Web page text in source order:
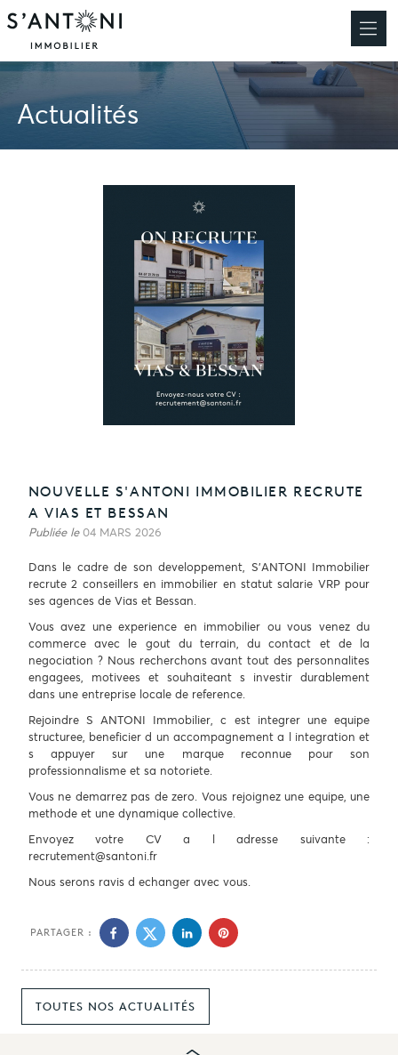
Actualités
NOUVELLE S'ANTONI IMMOBILIER RECRUTE
A VIAS ET BESSAN
Publiée le04 MARS 2026
Dans le cadre de son developpement, S'ANTONI Immobilier
recrute 2 conseillers en immobilier en statut salarie VRP pour
ses agences de Vias et Bessan.
Vous avez une experience en immobilier ou vous venez du
commerce avec le gout du terrain, du contact et de la
negociation ? Nous recherchons avant tout des personnalites
engagees, motivees et souhaiteant s investir durablement
dans une entreprise locale de reference.
Rejoindre S ANTONI Immobilier, c est integrer une equipe
structuree, beneficier d un accompagnement a l integration et
s appuyer sur une marque reconnue pour son
professionnalisme et sa notoriete.
Vous ne demarrez pas de zero. Vous rejoignez une equipe, une
methode et une dynamique collective.
Envoyez votre CV a l adresse suivante :
recrutement@santoni.fr
Nous serons ravis d echanger avec vous.
PARTAGER :
TOUTES NOS ACTUALITÉS